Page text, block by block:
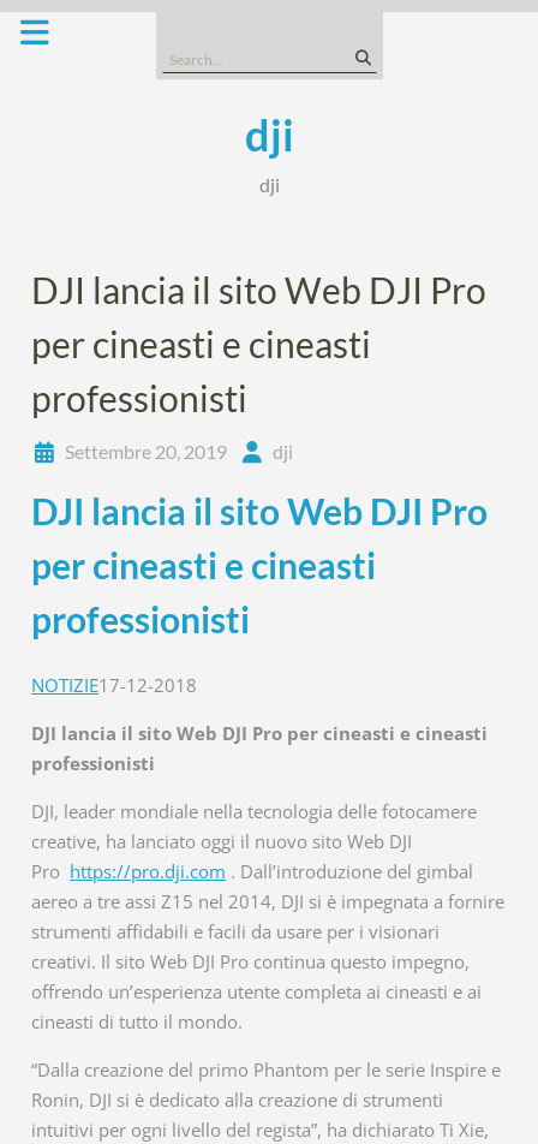
Skip
Search
for:
dji
dji
DJI lancia il sito Web DJI Pro
per cineasti e cineasti
professionisti
Settembre 20, 2019 dji
DJI lancia il sito Web DJI Pro
per cineasti e cineasti
professionisti
NOTIZIE17-12-2018
DJI lancia il sito Web DJI Pro per cineasti e cineasti
professionisti
DJI, leader mondiale nella tecnologia delle fotocamere
creative, ha lanciato oggi il nuovo sito Web DJI
Pro https://pro.dji.com . Dall’introduzione del gimbal
aereo a tre assi Z15 nel 2014, DJI si è impegnata a fornire
strumenti affidabili e facili da usare per i visionari
creativi. Il sito Web DJI Pro continua questo impegno,
offrendo un’esperienza utente completa ai cineasti e ai
cineasti di tutto il mondo.
“Dalla creazione del primo Phantom per le serie Inspire e
Ronin, DJI si è dedicato alla creazione di strumenti
intuitivi per ogni livello del regista”, ha dichiarato Ti Xie,